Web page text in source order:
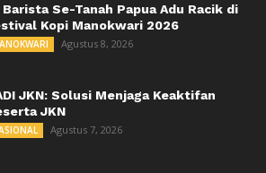
Barista Se-Tanah Papua Adu Racik di
Kopi Manokwari 2026
Agustus 8, 2026
JKN: Solusi Menjaga Keaktifan
JKN
Agustus 7, 2026